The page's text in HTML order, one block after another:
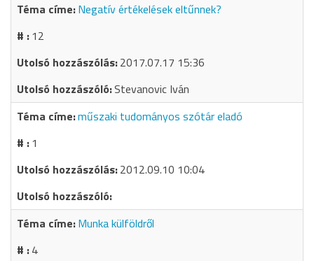
Negatív értékelések eltűnnek?
12
2017.07.17 15:36
Stevanovic Iván
műszaki tudományos szótár eladó
1
2012.09.10 10:04
Munka külföldről
4